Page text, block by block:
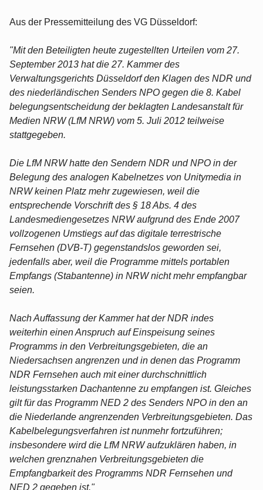
Aus der Pressemitteilung des VG Düsseldorf:
"Mit den Beteiligten heute zugestellten Urteilen vom 27.
September 2013 hat die 27. Kammer des
Verwaltungsgerichts Düsseldorf den Klagen des NDR und
des niederländischen Senders NPO gegen die 8. Kabel
belegungsentscheidung der beklagten Landesanstalt für
Medien NRW (LfM NRW) vom 5. Juli 2012 teilweise
stattgegeben.
Die LfM NRW hatte den Sendern NDR und NPO in der
Belegung des analogen Kabelnetzes von Unitymedia in
NRW keinen Platz mehr zugewiesen, weil die
entsprechende Vorschrift des § 18 Abs. 4 des
Landesmediengesetzes NRW aufgrund des Ende 2007
vollzogenen Umstiegs auf das digitale terrestrische
Fernsehen (DVB-T) gegenstandslos geworden sei,
jedenfalls aber, weil die Programme mittels portablen
Empfangs (Stabantenne) in NRW nicht mehr empfangbar
seien.
Nach Auffassung der Kammer hat der NDR indes
weiterhin einen Anspruch auf Einspeisung seines
Programms in den Verbreitungsgebieten, die an
Niedersachsen angrenzen und in denen das Programm
NDR Fernsehen auch mit einer durchschnittlich
leistungsstarken Dachantenne zu empfangen ist. Gleiches
gilt für das Programm NED 2 des Senders NPO in den an
die Niederlande angrenzenden Verbreitungsgebieten. Das
Kabelbelegungsverfahren ist nunmehr fortzuführen;
insbesondere wird die LfM NRW aufzuklären haben, in
welchen grenznahen Verbreitungsgebieten die
Empfangbarkeit des Programms NDR Fernsehen und
NED 2 gegeben ist."